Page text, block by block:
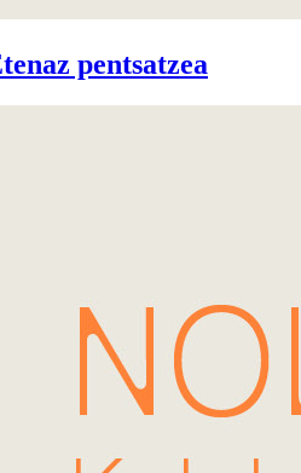
pentsatzea